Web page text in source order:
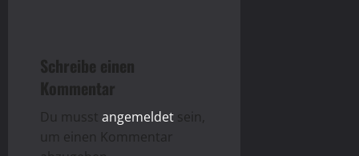
a
g
Schreibe einen
Kommentar
Du musst angemeldet sein,
um einen Kommentar